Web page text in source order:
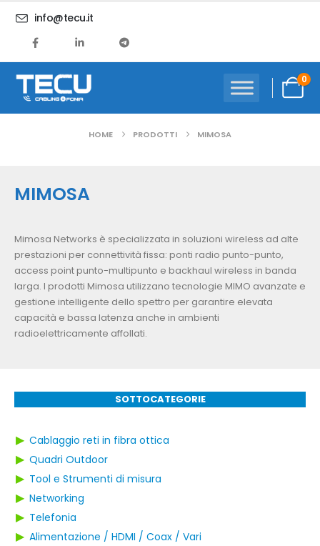
info@tecu.it
0
HOME PRODOTTI MIMOSA
MIMOSA
Mimosa Networks è specializzata in soluzioni wireless ad alte
prestazioni per connettività fissa: ponti radio punto-punto,
access point punto-multipunto e backhaul wireless in banda
larga. I prodotti Mimosa utilizzano tecnologie MIMO avanzate e
gestione intelligente dello spettro per garantire elevata
capacità e bassa latenza anche in ambienti
radioelettricamente affollati.
SOTTOCATEGORIE
▶ Cablaggio reti in fibra ottica
▶ Quadri Outdoor
▶ Tool e Strumenti di misura
▶ Networking
▶ Telefonia
▶ Alimentazione / HDMI / Coax / Vari